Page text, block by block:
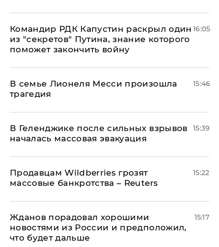
Командир РДК Капустин раскрыл один
из "секретов" Путина, знание которого
поможет закончить войну
16:05
В семье Лионеля Месси произошла
трагедия
15:46
В Геленджике после сильных взрывов
началась массовая эвакуация
15:39
Продавцам Wildberries грозят
массовые банкротства – Reuters
15:22
Жданов порадовал хорошими
новостями из России и предположил,
что будет дальше
15:17